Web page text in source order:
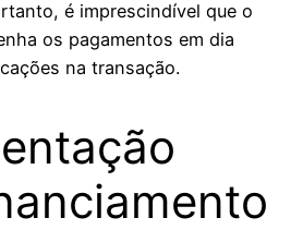
é imprescindível que o
os pagamentos em dia
na transação.